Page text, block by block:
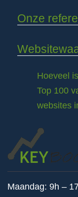
Onze
Hoeveel
Top 100
websites
Maandag: 9h –